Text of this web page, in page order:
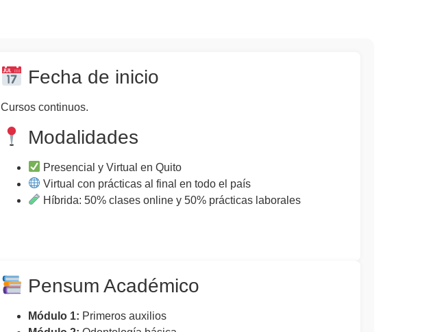
Fecha de inicio
Cursos continuos.
Modalidades
Presencial y Virtual en Quito
Virtual con prácticas al final en todo el país
Híbrida: 50% clases online y 50% prácticas laborales
Pensum Académico
Módulo 1: Primeros auxilios